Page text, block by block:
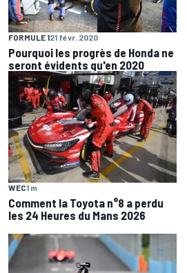
FORMULE 121 févr. 2020
Pourquoi les progrès de Honda ne
seront évidents qu'en 2020
WEC1 m
Comment la Toyota n°8 a perdu
les 24 Heures du Mans 2026